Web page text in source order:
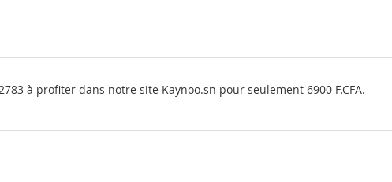
à profiter dans notre site Kaynoo.sn pour seulement 6900 F.CFA.